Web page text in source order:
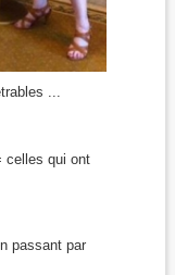
...
celles qui ont
passant par